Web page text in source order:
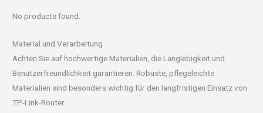
No products found.
Material und Verarbeitung
Achten Sie auf hochwertige Materialien, die Langlebigkeit und
Benutzerfreundlichkeit garantieren. Robuste, pflegeleichte
Materialien sind besonders wichtig für den langfristigen Einsatz von
TP-Link-Router.